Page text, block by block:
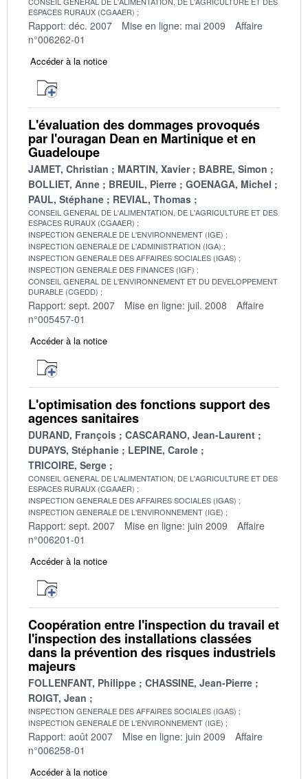
ESPACES RURAUX (CGAAER)
Rapport: déc. 2007 Mise en ligne: mai 2009
Affaire
n°006262-01
Accéder à la notice
L'évaluation des dommages provoqués
par l'ouragan Dean en Martinique et en
Guadeloupe
JAMET, Christian MARTIN, Xavier
BABRE, Simon
BOLLIET, Anne
BREUIL, Pierre
GOENAGA, Michel
PAUL, Stéphane
REVIAL, Thomas
CONSEIL GENERAL DE L'ALIMENTATION, DE L'AGRICULTURE ET DES
ESPACES RURAUX (CGAAER)
INSPECTION GENERALE DE L'ENVIRONNEMENT (IGE)
INSPECTION GENERALE DE L'ADMINISTRATION (IGA)
INSPECTION GENERALE DES AFFAIRES SOCIALES (IGAS)
INSPECTION GENERALE DES FINANCES (IGF)
CONSEIL GENERAL DE L'ENVIRONNEMENT ET DU DEVELOPPEMENT
DURABLE (CGEDD)
Rapport: sept. 2007 Mise en ligne: juil. 2008
Affaire
n°005457-01
Accéder à la notice
L'optimisation des fonctions support des
agences sanitaires
DURAND, François
CASCARANO, Jean-Laurent
DUPAYS, Stéphanie
LEPINE, Carole
TRICOIRE, Serge
CONSEIL GENERAL DE L'ALIMENTATION, DE L'AGRICULTURE ET DES
ESPACES RURAUX (CGAAER)
INSPECTION GENERALE DES AFFAIRES SOCIALES (IGAS)
INSPECTION GENERALE DE L'ENVIRONNEMENT (IGE)
Rapport: sept. 2007 Mise en ligne: juin 2009
Affaire
n°006201-01
Accéder à la notice
Coopération entre l'inspection du travail et
l'inspection des installations classées
dans la prévention des risques industriels
majeurs
FOLLENFANT, Philippe
CHASSINE, Jean-Pierre
ROIGT, Jean
INSPECTION GENERALE DES AFFAIRES SOCIALES (IGAS)
INSPECTION GENERALE DE L'ENVIRONNEMENT (IGE)
Rapport: août 2007 Mise en ligne: juin 2009
Affaire
n°006258-01
Accéder à la notice